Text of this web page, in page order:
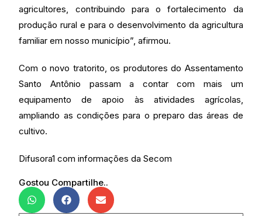
agricultores, contribuindo para o fortalecimento da
produção rural e para o desenvolvimento da agricultura
familiar em nosso município”, afirmou.
Com o novo tratorito, os produtores do Assentamento
Santo Antônio passam a contar com mais um
equipamento de apoio às atividades agrícolas,
ampliando as condições para o preparo das áreas de
cultivo.
Difusora1 com informações da Secom
Gostou Compartilhe..